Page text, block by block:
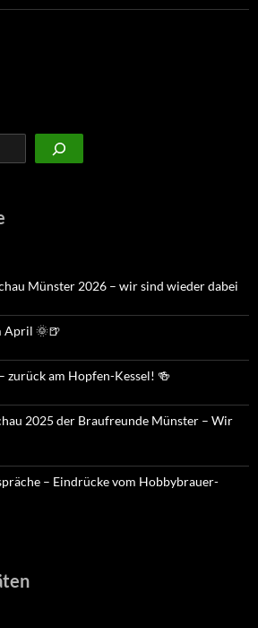
Münster 2026 – wir sind wieder dabei
April 🌞🍺
zurück am Hopfen-Kessel! 🍻
2025 der Braufreunde Münster – Wir
– Eindrücke vom Hobbybrauer-